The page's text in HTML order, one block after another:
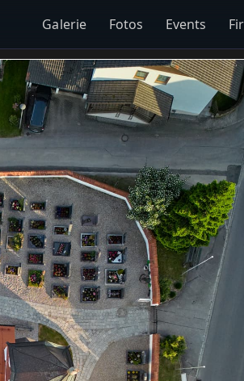
Galerie Fotos Events